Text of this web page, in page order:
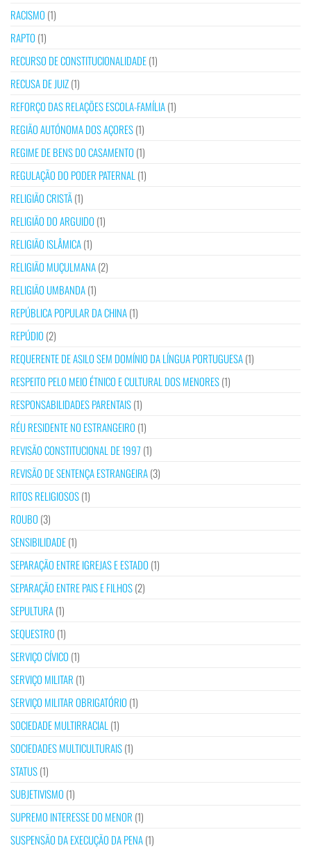
RACISMO (1)
RAPTO (1)
RECURSO DE CONSTITUCIONALIDADE(1)
RECUSA DE JUIZ(1)
REFORÇO DAS RELAÇÕES ESCOLA-FAMÍLIA(1)
REGIÃO AUTÓNOMA DOS AÇORES(1)
REGIME DE BENS DO CASAMENTO (1)
REGULAÇÃO DO PODER PATERNAL(1)
RELIGIÃO CRISTÃ(1)
RELIGIÃO DO ARGUIDO (1)
RELIGIÃO ISLÂMICA(1)
RELIGIÃO MUÇULMANA(2)
RELIGIÃO UMBANDA(1)
REPÚBLICA POPULAR DA CHINA(1)
REPÚDIO (2)
REQUERENTE DE ASILO SEM DOMÍNIO DA LÍNGUA PORTUGUESA(1)
RESPEITO PELO MEIO ÉTNICO E CULTURAL DOS MENORES(1)
RESPONSABILIDADES PARENTAIS(1)
RÉU RESIDENTE NO ESTRANGEIRO (1)
REVISÃO CONSTITUCIONAL DE 1997 (1)
REVISÃO DE SENTENÇA ESTRANGEIRA(3)
RITOS RELIGIOSOS(1)
ROUBO (3)
SENSIBILIDADE(1)
SEPARAÇÃO ENTRE IGREJAS E ESTADO (1)
SEPARAÇÃO ENTRE PAIS E FILHOS(2)
SEPULTURA(1)
SEQUESTRO (1)
SERVIÇO CÍVICO (1)
SERVIÇO MILITAR (1)
SERVIÇO MILITAR OBRIGATÓRIO (1)
SOCIEDADE MULTIRRACIAL(1)
SOCIEDADES MULTICULTURAIS(1)
STATUS(1)
SUBJETIVISMO (1)
SUPREMO INTERESSE DO MENOR (1)
SUSPENSÃO DA EXECUÇÃO DA PENA(1)